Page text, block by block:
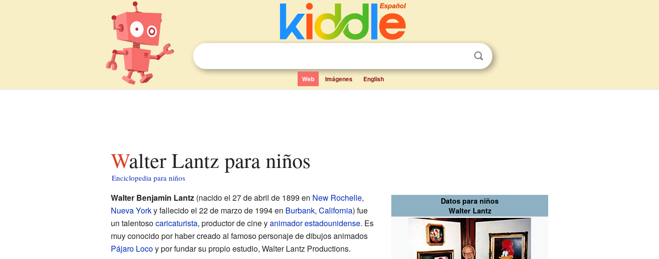
Web Imágenes English
Walter Lantz para niños
Enciclopedia para niños
Datos para niños
Walter Lantz
Walter Benjamin Lantz(nacido el 27 de abril de 1899 en New Rochelle,
Nueva Yorky fallecido el 22 de marzo de 1994 en Burbank, California) fue
un talentosocaricaturista, productor de cine yanimadorestadounidense. Es
muy conocido por haber creado al famoso personaje de dibujos animados
Pájaro Locoy por fundar su propio estudio, Walter Lantz Productions.